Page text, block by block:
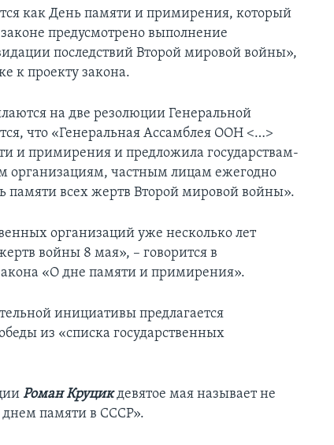
как День памяти и примирения, который
предусмотрено выполнение
последствий Второй мировой войны»,
к проекту закона.
на две резолюции Генеральной
что «Генеральная Ассамблея ООН <…>
и примирения и предложила государствам-
организациям, частным лицам ежегодно
памяти всех жертв Второй мировой войны».
организаций уже несколько лет
войны 8 мая», – говорится в
«О дне памяти и примирения».
инициативы предлагается
из «списка государственных
Роман Круцикдевятое мая называет не
памяти в СССР».